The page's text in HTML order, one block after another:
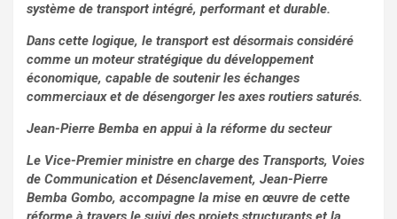
système de transport intégré, performant et durable.
Dans cette logique, le transport est désormais considéré
comme un moteur stratégique du développement
économique, capable de soutenir les échanges
commerciaux et de désengorger les axes routiers saturés.
Jean-Pierre Bemba en appui à la réforme du secteur
Le Vice-Premier ministre en charge des Transports, Voies
de Communication et Désenclavement, Jean-Pierre
Bemba Gombo, accompagne la mise en œuvre de cette